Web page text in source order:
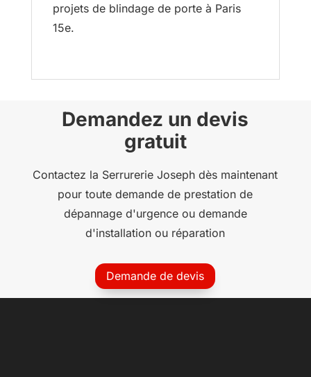
projets de blindage de porte à Paris
15e.
Demandez un devis
gratuit
Contactez la Serrurerie Joseph dès maintenant
pour toute demande de prestation de
dépannage d'urgence ou demande
d'installation ou réparation
Demande de devis